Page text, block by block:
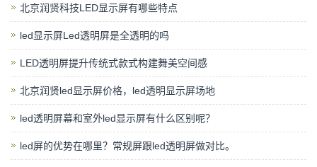
北京润贤科技LED显示屏有哪些特点
led显示屏Led透明屏是全透明的吗
LED透明屏提升传统式款式构建舞美空间感
北京润贤led显示屏价格，led透明显示屏场地
led透明屏幕和室外led显示屏有什么区别呢？
led屏的优势在哪里？常规屏跟led透明屏做对比。